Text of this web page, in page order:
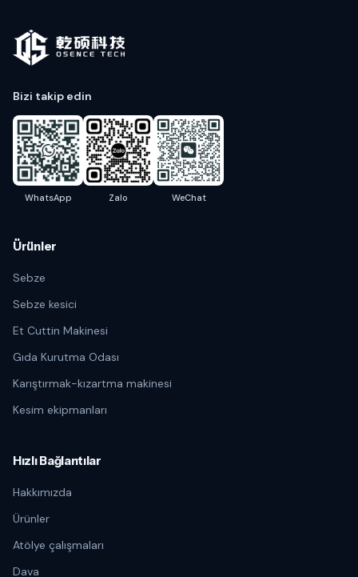
Bizi takip edin
WhatsApp Zalo WeChat
Ürünler
Sebze
Sebze kesici
Et Cuttin Makinesi
Gıda Kurutma Odası
Karıştırmak-kızartma makinesi
Kesim ekipmanları
Hızlı Bağlantılar
Hakkımızda
Ürünler
Atölye çalışmaları
Dava